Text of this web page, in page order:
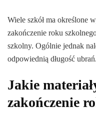
Wiele szkół ma określone
zakończenie roku
szkolny. Ogólnie jednak
odpowiednią długość ubrań.
Jakie
zakończenie